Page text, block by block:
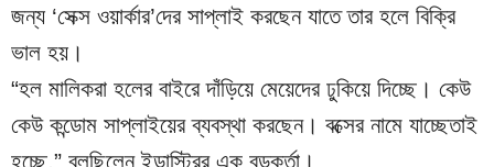
জন্য ‘সেক্স ওয়ার্কার’দের সাপ্লাই করছেন যাতে তার হলে বিক্রি
ভাল হয়।
“হল মালিকরা হলের বাইরে দাঁড়িয়ে মেয়েদের ঢুকিয়ে দিচ্ছে। কেউ
কেউ কন্ডোম সাপ্লাইয়ের ব্যবস্থা করছেন। বক্সের নামে যাচ্ছেতাই
হচ্ছে,” বলছিলেন ইন্ডাস্ট্রির এক বড়কর্তা।